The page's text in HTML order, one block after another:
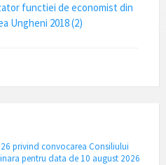
functiei de economist din
Ungheni 2018 (2)
privind convocarea Consiliului
pentru data de 10 august 2026